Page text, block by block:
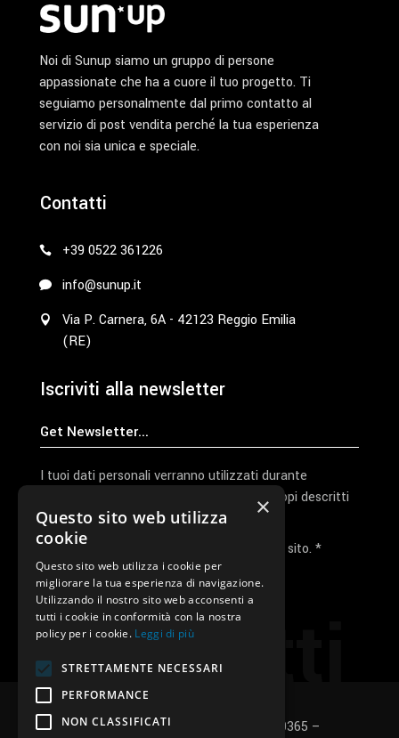
Contatti
Noi di Sunup siamo un gruppo di persone
appassionate che ha a cuore il tuo progetto. Ti
seguiamo personalmente dal primo contatto al
servizio di post vendita perché la tua esperienza
con noi sia unica e speciale.
Contatti
+39 0522 361226
info@sunup.it
Via P. Carnera, 6A - 42123 Reggio Emilia
(RE)
Iscriviti alla newsletter
I tuoi dati personali verranno utilizzati durante
l'elaborazione della richiesta e per altri scopi descritti
nella nostraprivacy policy
Ho letto e accetto la privacy policy del sito. *
Invia I Dati
SUNUP S.r.l. – P.Iva e C.F.: 03496530365 –
×
Questo sito web utilizza
cookie
Questo sito web utilizza i cookie per
migliorare la tua esperienza di navigazione.
Utilizzando il nostro sito web acconsenti a
tutti i cookie in conformità con la nostra
policy per i cookie. Leggi di più
STRETTAMENTE NECESSARI
PERFORMANCE
NON CLASSIFICATI